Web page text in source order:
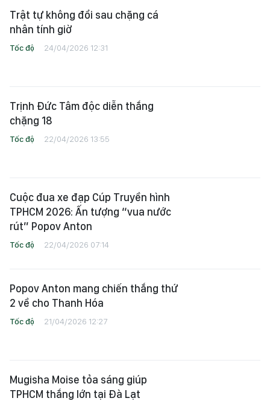
Trật tự không đổi sau chặng cá
nhân tính giờ
Tốc độ 24/04/2026 12:31
Trịnh Đức Tâm độc diễn thắng
chặng 18
Tốc độ 22/04/2026 13:55
Cuộc đua xe đạp Cúp Truyền hình
TPHCM 2026: Ấn tượng “vua nước
rút” Popov Anton
Tốc độ 22/04/2026 07:14
Popov Anton mang chiến thắng thứ
2 về cho Thanh Hóa
Tốc độ 21/04/2026 12:27
Mugisha Moise tỏa sáng giúp
TPHCM thắng lớn tại Đà Lạt